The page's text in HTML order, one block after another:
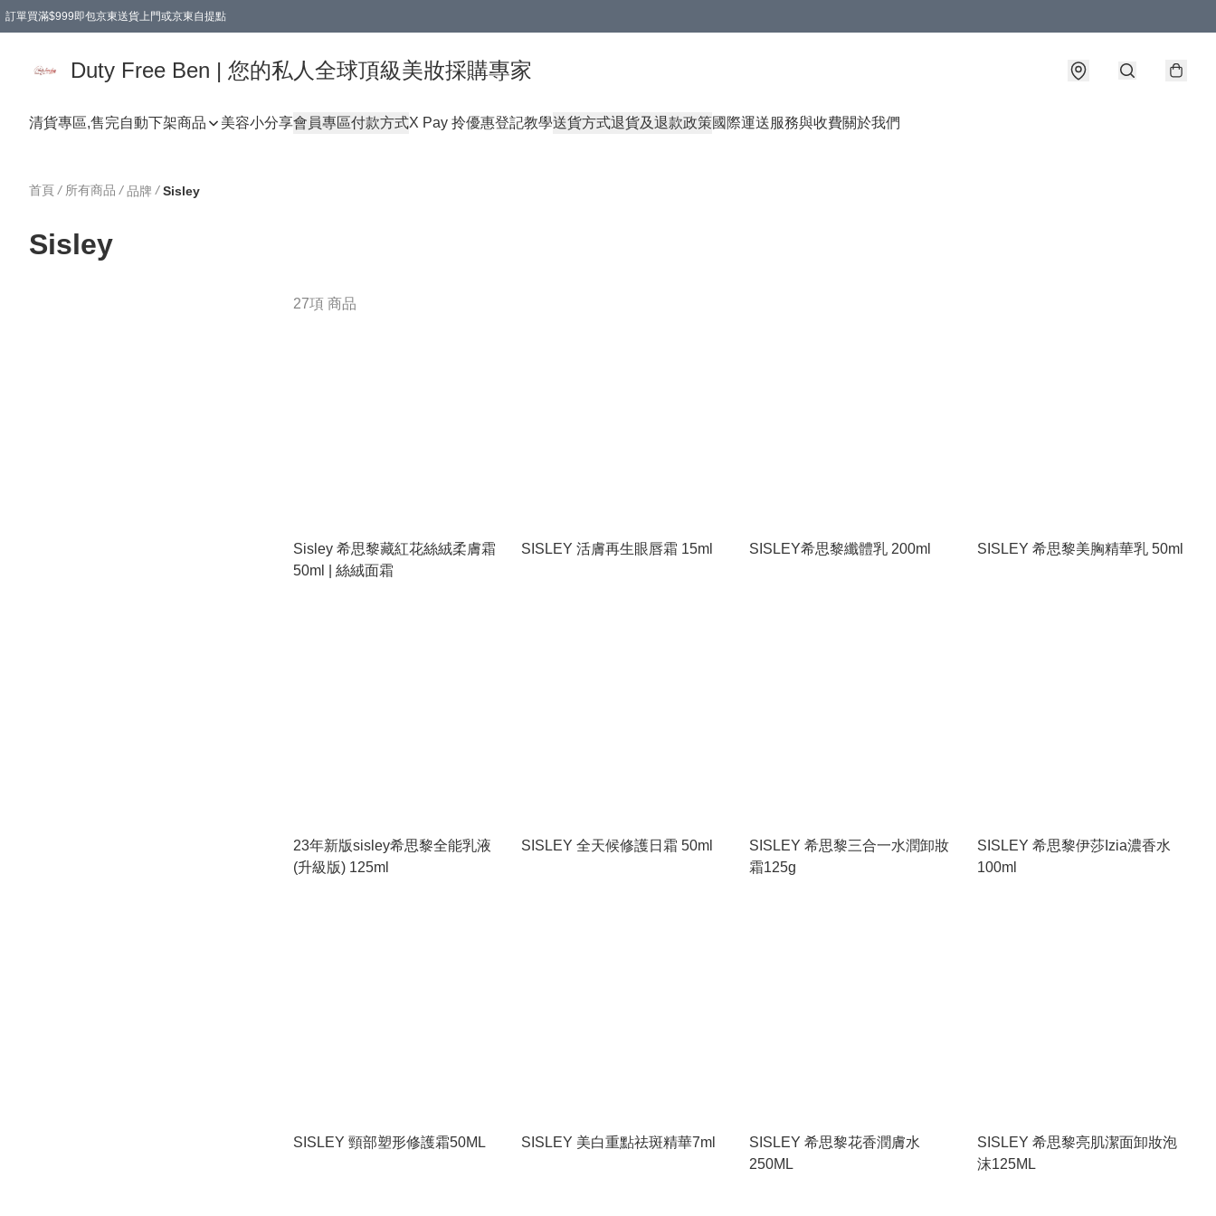
訂單買滿$999即包京東送貨上門或京東自提點
Duty Free Ben | 您的私人全球頂級美妝採購專家
清貨專區,售完自動下架商品 美容小分享會員專區付款方式X Pay 拎優惠登記教學送貨方式退貨及退款政策國際運送服務與收費關於我們
首頁 / 所有商品 / 品牌 / Sisley
Sisley
27項 商品
Sisley 希思黎藏紅花絲絨柔膚霜
50ml | 絲絨面霜
SISLEY 活膚再生眼唇霜 15ml SISLEY希思黎纖體乳 200ml SISLEY 希思黎美胸精華乳 50ml
23年新版sisley希思黎全能乳液
(升級版) 125ml
SISLEY 全天候修護日霜 50ml
SISLEY 希思黎三合一水潤卸妝
霜125g
SISLEY 希思黎伊莎Izia濃香水
100ml
SISLEY 頸部塑形修護霜50ML SISLEY 美白重點祛斑精華7ml
SISLEY 希思黎花香潤膚水
250ML
SISLEY 希思黎亮肌潔面卸妝泡
沫125ML